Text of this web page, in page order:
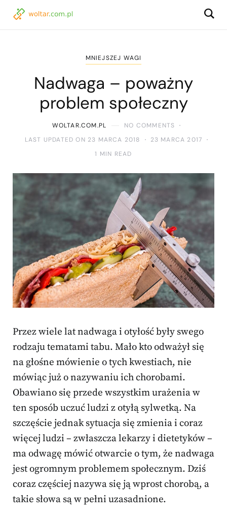
MNIEJSZEJ WAGI
Nadwaga – poważny
problem społeczny
WOLTAR.COM.PL
NO COMMENTS
LAST UPDATED ON 23 MARCA 2018
23 MARCA 2017
1 MIN READ
Przez wiele lat nadwaga i otyłość były swego
rodzaju tematami tabu. Mało kto odważył się
na głośne mówienie o tych kwestiach, nie
mówiąc już o nazywaniu ich chorobami.
Obawiano się przede wszystkim urażenia w
ten sposób uczuć ludzi z otyłą sylwetką. Na
szczęście jednak sytuacja się zmienia i coraz
więcej ludzi – zwłaszcza lekarzy i dietetyków –
ma odwagę mówić otwarcie o tym, że nadwaga
jest ogromnym problemem społecznym. Dziś
coraz częściej nazywa się ją wprost chorobą, a
takie słowa są w pełni uzasadnione.